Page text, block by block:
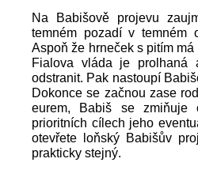
Na Babišově projevu
temném pozadí v temném
Aspoň že hrneček s pitím
Fialova vláda je
odstranit. Pak nastoupí
Dokonce se začnou zase
eurem, Babiš se zmiňuje
prioritních cílech jeho
otevřete loňský Babišův
prakticky stejný.